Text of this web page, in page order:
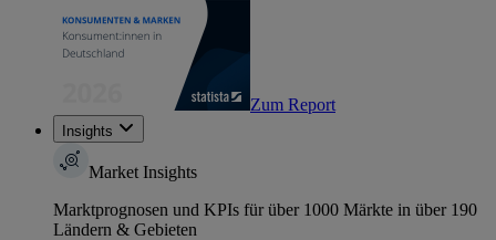
Zum Report
Insights
Market Insights
Marktprognosen und KPIs für über 1000 Märkte in über 190
Ländern & Gebieten